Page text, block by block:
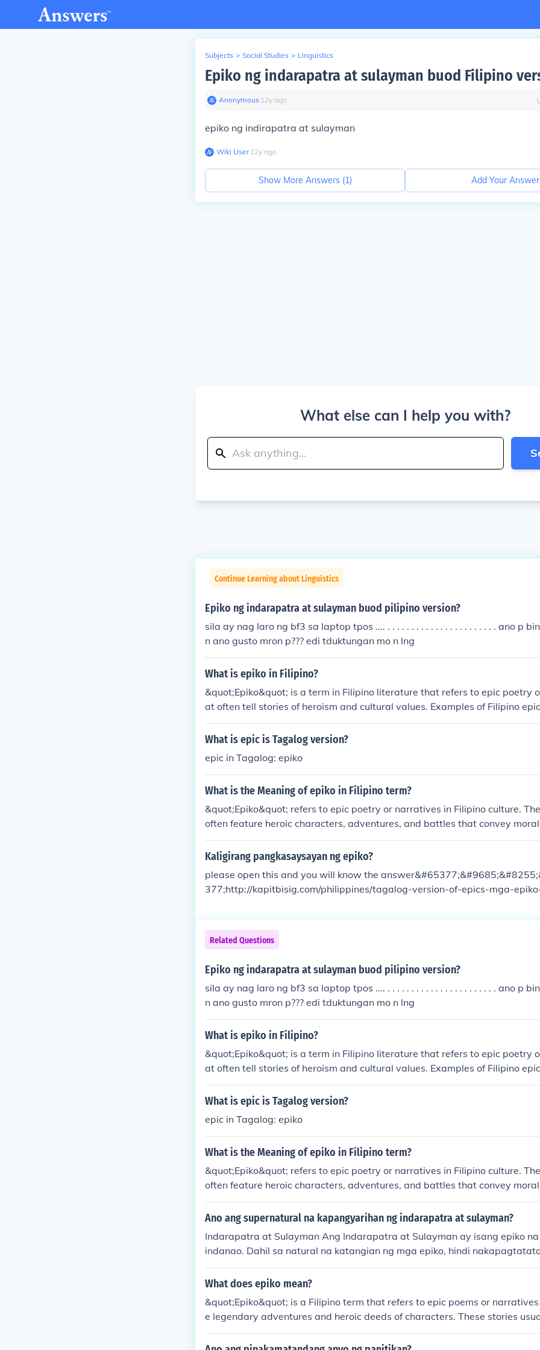
Subjects > Social Studies > Linguistics
Epiko ng indarapatra at sulayman buod Filipino
Anonymous∙ 12y ago
epiko ng indirapatra at sulayman
Wiki User∙12y ago
Show More Answers (1) Add Your Answer
What else can I help you with?
Continue Learning about Linguistics
Epiko ng indarapatra at sulayman buod pilipino version?
sila ay nag laro ng bf3 sa laptop tpos .... . . . . . . . . . . . . . . . . . . . . . . . ano p
n ano gusto mron p??? edi tduktungan mo n lng
What is epiko in Filipino?
&quot;Epiko&quot; is a term in Filipino literature that refers to epic poetry
at often tell stories of heroism and cultural values. Examples of Filipino
ni Lam-ang and Ibong Adarna.
What is epic is Tagalog version?
epic in Tagalog: epiko
What is the Meaning of epiko in Filipino term?
&quot;Epiko&quot; refers to epic poetry or narratives in Filipino culture.
often feature heroic characters, adventures, and battles that convey
alues to the audience. Epikos are an important part of Filipino literature
n.
Kaligirang pangkasaysayan ng epiko?
please open this and you will know the
377;http://kapitbisig.com/philippines/tagalog-version-of-epics-mga-
Related Questions
Epiko ng indarapatra at sulayman buod pilipino version?
sila ay nag laro ng bf3 sa laptop tpos .... . . . . . . . . . . . . . . . . . . . . . . . ano p
n ano gusto mron p??? edi tduktungan mo n lng
What is epiko in Filipino?
&quot;Epiko&quot; is a term in Filipino literature that refers to epic poetry
at often tell stories of heroism and cultural values. Examples of Filipino
ni Lam-ang and Ibong Adarna.
What is epic is Tagalog version?
epic in Tagalog: epiko
What is the Meaning of epiko in Filipino term?
&quot;Epiko&quot; refers to epic poetry or narratives in Filipino culture.
often feature heroic characters, adventures, and battles that convey
alues to the audience. Epikos are an important part of Filipino literature
n.
Ano ang supernatural na kapangyarihan ng indarapatra at sulayman?
Indarapatra at Sulayman Ang Indarapatra at Sulayman ay isang epiko
indanao. Dahil sa natural na katangian ng mga epiko, hindi
ng supernatural o kamangha manghang kakayahan ang mga mga
nito. Kadalasan, ang mga kapangyarihang ito ang siyang nagbibigay aliw
a Indarapatra at Sulayman ay: Isa na rito ay ang nakakapagsalitang sibat na si Hinagu
d. at marunong makipaglaban kahit walang taong gumagamit nito. Ang
g halimaw na may maraming mga paa at kumakain ng tao at ang
What does epiko mean?
&quot;Epiko&quot; is a Filipino term that refers to epic poems or
e legendary adventures and heroic deeds of characters. These stories
mes of heroism, bravery, and moral values.